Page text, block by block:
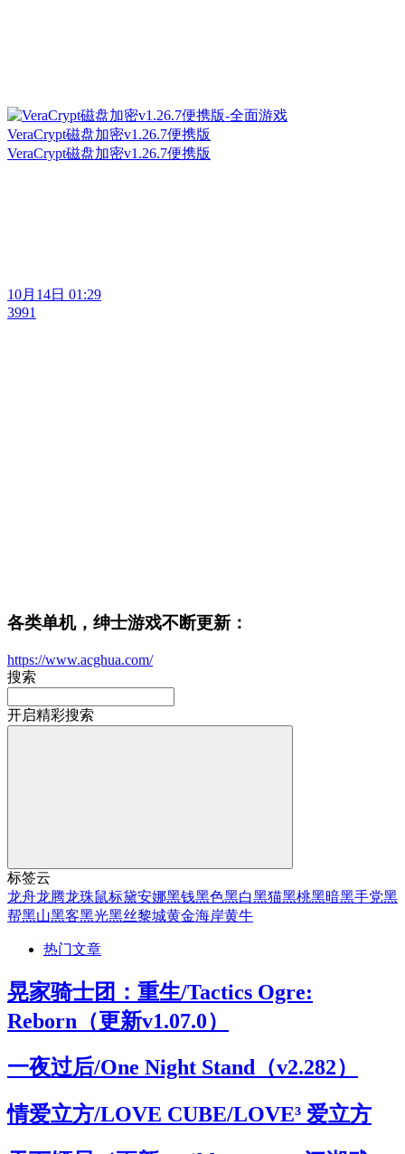
VeraCrypt磁盘加密v1.26.7便携版
VeraCrypt磁盘加密v1.26.7便携版
10月14日 01:29
3991
各类单机，绅士游戏不断更新：
https://www.acghua.com/
搜索
开启精彩搜索
标签云
龙舟龙腾龙珠鼠标黛安娜黑钱黑色黑白黑猫黑桃黑暗黑手党黑
帮黑山黑客黑光黑丝黎城黄金海岸黄牛
热门文章
晃家骑士团：重生/Tactics Ogre:
Reborn（更新v1.07.0）
一夜过后/One Night Stand（v2.282）
情爱立方/LOVE CUBE/LOVE³ 爱立方